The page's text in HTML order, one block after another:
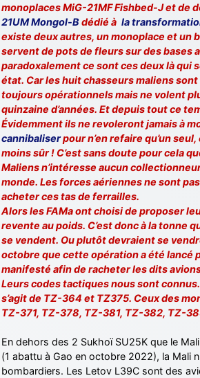
d9pouces: Désolé ! Mon filtrage a été un
manifestement
tout voir
monoplaces MiG-21MF Fishbed-J et de
21UM Mongol-Bdédié à la
existe deux autres, un monoplace et un
servent de pots de fleurs sur des bases
paradoxalement ce sont ces deux là qui
état. Car les huit chasseurs maliens
toujours opérationnels mais ne volent
quinzaine d’années. Et depuis tout ce
Évidemment ils ne revoleront jamais à
cannibaliserpour n’en refaire qu’un
moins sûr ! C’est sans doute pour cela
Maliens n’intéresse aucun
monde. Les forces aériennes ne sont
acheter ces tas de ferrailles.
Alors les FAMa ont choisi de proposer
revente au poids. C’est donc à la tonne
se vendent. Ou plutôt devraient se
octobre que cette opération a été lancé
manifesté afin de racheter les dits
Leurs codes tactiques nous sont
s’agit de TZ-364 et TZ375. Ceux des
TZ-371, TZ-378, TZ-381, TZ-382, TZ-
En dehors des 2 Sukhoï SU25K que le
(1 abattu à Gao en octobre 2022), la Mali
bombardiers. Les Letov L39C sont des